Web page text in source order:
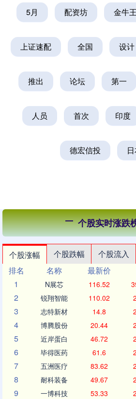
5月 配资坊 金牛王
上证速配 全国 设计
推出 论坛 第一
人员 首次 印度
德宏信投
个股实时涨跌
个股涨幅 个股跌幅 个股流入
排名
名称 最新价
1
N展芯 116.52
2 锐翔智能 110.02
3 志特新材 14.8
4 博腾股份 20.44
5 近岸蛋白 46.72
6 毕得医药 61.6
7 五洲医疗 83.62
8 耐科装备 49.67
9 一博科技 53.33